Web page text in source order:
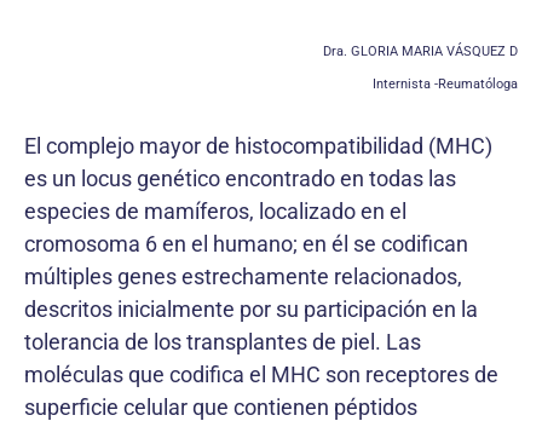
Dra. GLORIA MARIA VÁSQUEZ D
Internista -Reumatóloga
El complejo mayor de histocompatibilidad (MHC)
es un locus genético encontrado en todas las
especies de mamíferos, localizado en el
cromosoma 6 en el humano; en él se codifican
múltiples genes estrechamente relacionados,
descritos inicialmente por su participación en la
tolerancia de los transplantes de piel. Las
moléculas que codifica el MHC son receptores de
superficie celular que contienen péptidos